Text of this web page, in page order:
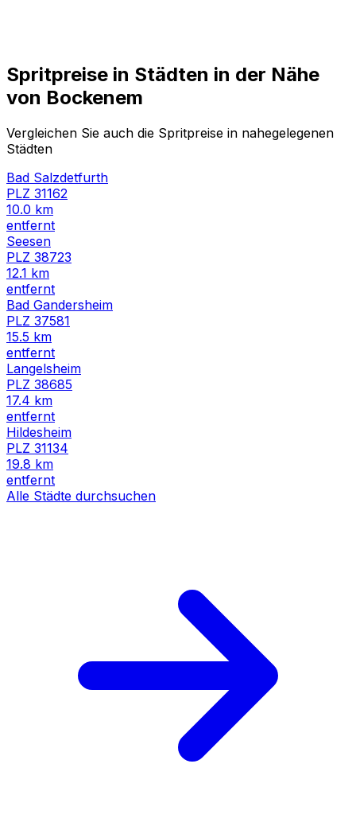
Spritpreise in Städten in der Nähe
von Bockenem
Vergleichen Sie auch die Spritpreise in nahegelegenen
Städten
Bad Salzdetfurth
PLZ 31162
10.0 km
entfernt
Seesen
PLZ 38723
12.1 km
entfernt
Bad Gandersheim
PLZ 37581
15.5 km
entfernt
Langelsheim
PLZ 38685
17.4 km
entfernt
Hildesheim
PLZ 31134
19.8 km
entfernt
Alle Städte durchsuchen